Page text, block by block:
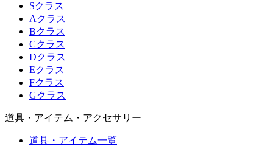
Sクラス
Aクラス
Bクラス
Cクラス
Dクラス
Eクラス
Fクラス
Gクラス
道具・アイテム・アクセサリー
道具・アイテム一覧